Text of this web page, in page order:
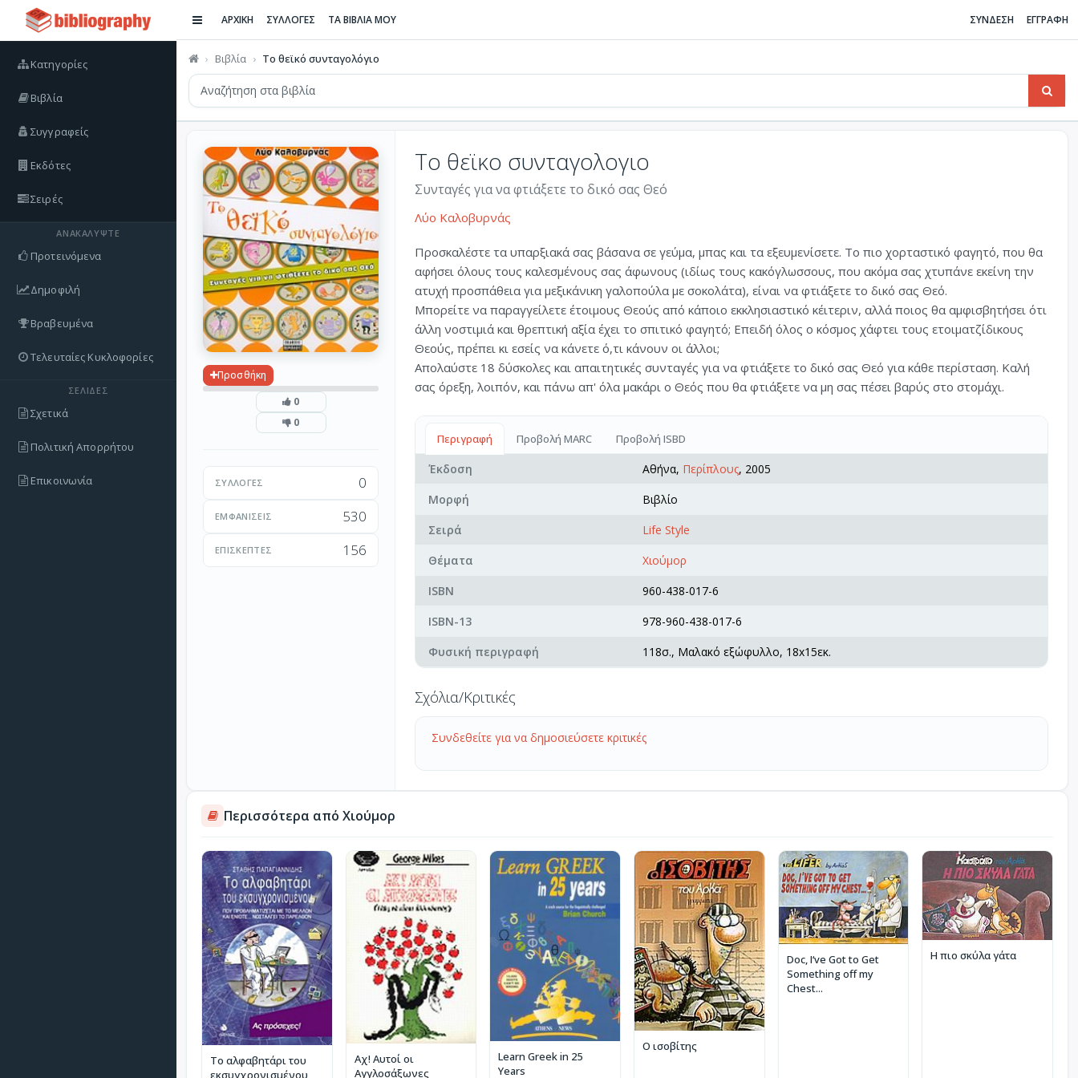
Κατηγορίες
Βιβλία
Συγγραφείς
Εκδότες
Σειρές
ΑΝΑΚΑΛΎΨΤΕ
Προτεινόμενα
Δημοφιλή
Βραβευμένα
Τελευταίες Κυκλοφορίες
ΣΕΛΊΔΕΣ
Σχετικά
Πολιτική Απορρήτου
Επικοινωνία
ΑΡΧΙΚΗ ΣΥΛΛΟΓΕΣ ΤΑ ΒΙΒΛΙΑ ΜΟΥ ΣΥΝΔΕΣΗ ΕΓΓΡΑΦΗ
Βιβλία Το θεϊκό συνταγολόγιο
Προσθήκη
0
0
ΣΥΛΛΟΓΈΣ 0
ΕΜΦΑΝΊΣΕΙΣ 530
ΕΠΙΣΚΈΠΤΕΣ 156
Το θεϊκο συνταγολογιο
Συνταγές για να φτιάξετε το δικό σας Θεό
Λύο Καλοβυρνάς
Προσκαλέστε τα υπαρξιακά σας βάσανα σε γεύμα, μπας και τα εξευμενίσετε. Το πιο χορταστικό φαγητό, που θα
αφήσει όλους τους καλεσμένους σας άφωνους (ιδίως τους κακόγλωσσους, που ακόμα σας χτυπάνε εκείνη την
ατυχή προσπάθεια για μεξικάνικη γαλοπούλα με σοκολάτα), είναι να φτιάξετε το δικό σας Θεό.
Μπορείτε να παραγγείλετε έτοιμους Θεούς από κάποιο εκκλησιαστικό κέιτεριν, αλλά ποιος θα αμφισβητήσει ότι
άλλη νοστιμιά και θρεπτική αξία έχει το σπιτικό φαγητό; Επειδή όλος ο κόσμος χάφτει τους ετοιματζίδικους
Θεούς, πρέπει κι εσείς να κάνετε ό,τι κάνουν οι άλλοι;
Απολαύστε 18 δύσκολες και απαιτητικές συνταγές για να φτιάξετε το δικό σας Θεό για κάθε περίσταση. Καλή
σας όρεξη, λοιπόν, και πάνω απ' όλα μακάρι ο Θεός που θα φτιάξετε να μη σας πέσει βαρύς στο στομάχι.
Περιγραφή Προβολή MARC Προβολή ISBD
Έκδοση Αθήνα, Περίπλους, 2005
Μορφή
Βιβλίο
Σειρά
Life Style
Θέματα
Χιούμορ
ISBN
960-438-017-6
ISBN-13
978-960-438-017-6
Φυσική περιγραφή
118σ., Μαλακό εξώφυλλο, 18x15εκ.
Σχόλια/Κριτικές
Συνδεθείτε για να δημοσιεύσετε κριτικές
Περισσότερα από Χιούμορ
Το αλφαβητάρι του
Αχ! Αυτοί οι
Αγγλοσάξωνες
Learn Greek in 25
Years
Ο ισοβίτης
Doc, I‘ve Got to Get
Something off my
Chest...
Η πιο σκύλα γάτα